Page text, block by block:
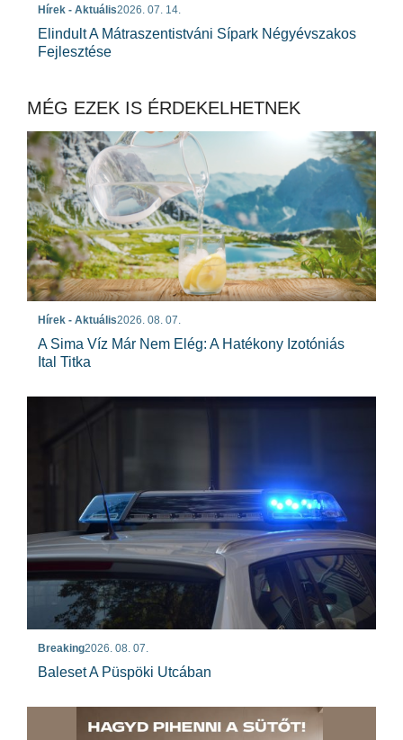
Hírek - Aktuális2026. 07. 14.
Elindult A Mátraszentistváni Sípark Négyévszakos
Fejlesztése
MÉG EZEK IS ÉRDEKELHETNEK
Hírek - Aktuális2026. 08. 07.
A Sima Víz Már Nem Elég: A Hatékony Izotóniás
Ital Titka
Breaking2026. 08. 07.
Baleset A Püspöki Utcában